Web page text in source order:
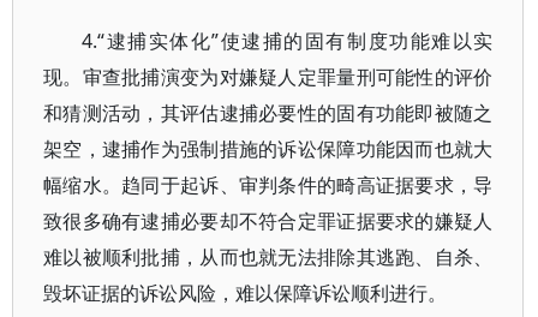
4.“逮捕实体化”使逮捕的固有制度功能难以实
现。审查批捕演变为对嫌疑人定罪量刑可能性的评价
和猜测活动，其评估逮捕必要性的固有功能即被随之
架空，逮捕作为强制措施的诉讼保障功能因而也就大
幅缩水。趋同于起诉、审判条件的畸高证据要求，导
致很多确有逮捕必要却不符合定罪证据要求的嫌疑人
难以被顺利批捕，从而也就无法排除其逃跑、自杀、
毁坏证据的诉讼风险，难以保障诉讼顺利进行。